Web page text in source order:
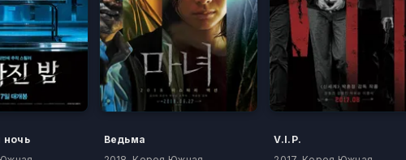
ночь
Ведьма
V.I.P.